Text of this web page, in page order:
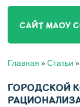
САЙТ МАОУ
Главная »Статьи »
ГОРОДСКОЙ